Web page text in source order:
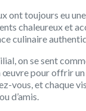
ont toujours eu
chaleureux et
culinaire
on se sent
pour offrir un
vous, et chaque
d’amis.